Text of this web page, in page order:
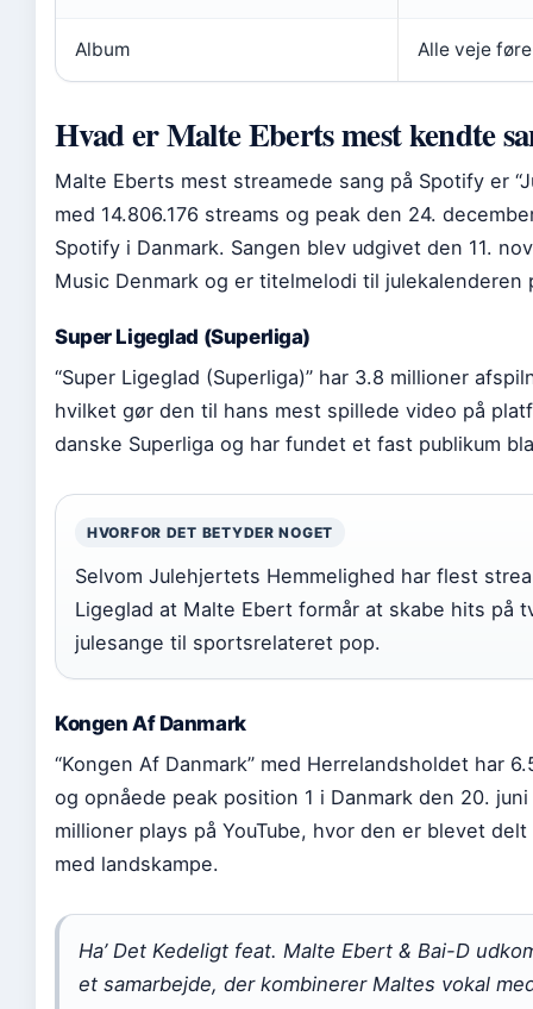
Album Alle veje
Hvad er Malte Eberts mest kendte
Malte Eberts mest streamede sang på Spotify er
med 14.806.176 streams og peak den 24.
Spotify i Danmark. Sangen blev udgivet den 11.
Music Denmark og er titelmelodi til julekalenderen
Super Ligeglad (Superliga)
“Super Ligeglad (Superliga)” har 3.8 millioner
hvilket gør den til hans mest spillede video på
danske Superliga og har fundet et fast publikum
HVORFOR DET BETYDER NOGET
Selvom Julehjertets Hemmelighed har flest
Ligeglad at Malte Ebert formår at skabe hits
julesange til sportsrelateret pop.
Kongen Af Danmark
“Kongen Af Danmark” med Herrelandsholdet har
og opnåede peak position 1 i Danmark den 20.
millioner plays på YouTube, hvor den er blevet
med landskampe.
Ha’ Det Kedeligt feat. Malte Ebert & Bai-D
et samarbejde, der kombinerer Maltes vokal